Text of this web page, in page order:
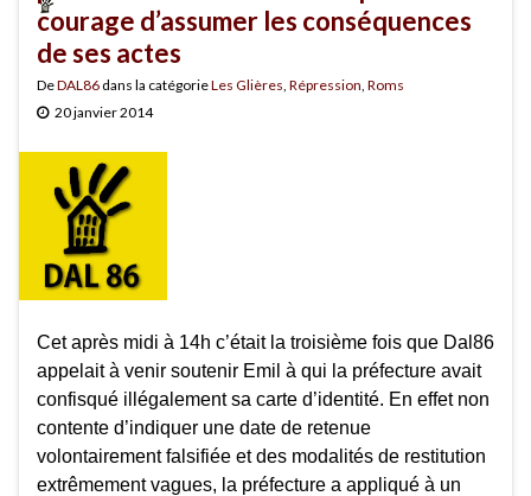
courage d’assumer les conséquences
de ses actes
DeDAL86 dans la catégorieLes Glières, Répression, Roms
20 janvier 2014
Cet après midi à 14h c’était la troisième fois que Dal86
appelait à venir soutenir Emil à qui la préfecture avait
confisqué illégalement sa carte d’identité. En effet non
contente d’indiquer une date de retenue
volontairement falsifiée et des modalités de restitution
extrêmement vagues, la préfecture a appliqué à un